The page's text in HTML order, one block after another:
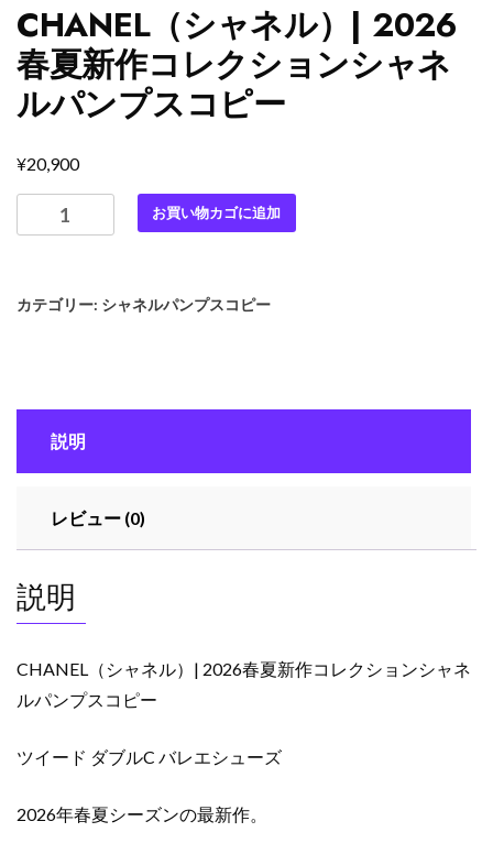
CHANEL（シャネル）| 2026
春夏新作コレクションシャネ
ルパンプスコピー
¥20,900
CHANEL（シ
ャ
2026
レ
ョ
シ
ャ
ル
パ
プ
コ
お買い物カゴに追加
カテゴリー: シャネルパンプスコピー
説明
レビュー (0)
説明
CHANEL（シャネル）| 2026春夏新作コレクションシャネ
ルパンプスコピー
ツイード ダブルC バレエシューズ
2026年春夏シーズンの最新作。